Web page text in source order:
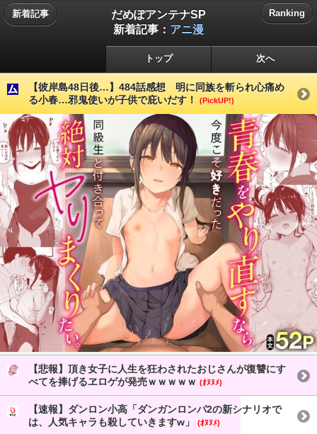
新着記事
だめぽアンテナSP
新着記事： アニ漫
Ranking
トップ 次へ
【彼岸島48日後…】484話感想 明に同族を斬られ心痛め
る小春…邪鬼使いが子供で庇いだす！
(PickUP!)
【悲報】頂き女子に人生を狂わされたおじさんが復讐にす
べてを捧げるヱロゲが発売ｗｗｗｗｗ (ｵﾇﾇﾒ)
【速報】ダンロン小高「ダンガンロンパ2の新シナリオで
は、人気キャラも殺していきますw」
(ｵﾇﾇﾒ)